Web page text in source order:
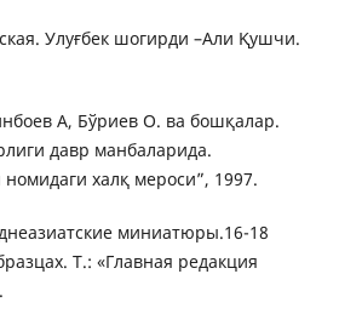
Улуғбек шогирди –Али Қушчи.
А, Бўриев О. ва бошқалар.
давр манбаларида.
халқ мероси”, 1997.
миниатюры.16-18
Т.: «Главная редакция